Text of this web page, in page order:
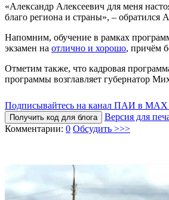
«Александр Алексеевич для меня
благо региона и страны», – обратился
Напомним, обучение в рамках
экзамен на отлично и хорошо, причём
Отметим также, что кадровая
программы возглавляет губернатор
Подписывайтесь на канал ПАИ в MAХ
Получить код для блога
Версия для
Комментарии: 0 Обсудить >>>